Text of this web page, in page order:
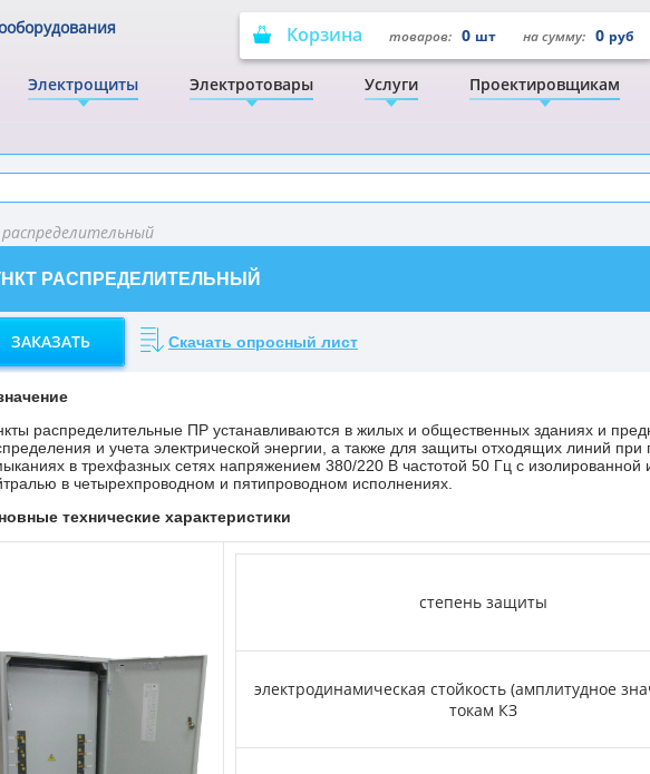
Корзина товаров: 0 шт на сумму: 0 руб
Электрощиты Электротовары Услуги Проектировщикам
РАСПРЕДЕЛИТЕЛЬНЫЙ
ЗАКАЗАТЬ Скачать опросный лист
распределительные ПР устанавливаются в жилых и общественных зданиях и
и учета электрической энергии, а также для защиты отходящих линий при
в трехфазных сетях напряжением 380/220 В частотой 50 Гц с изолированной
в четырехпроводном и пятипроводном исполнениях.
технические характеристики
степень защиты
электродинамическая стойкость (амплитудное
токам КЗ